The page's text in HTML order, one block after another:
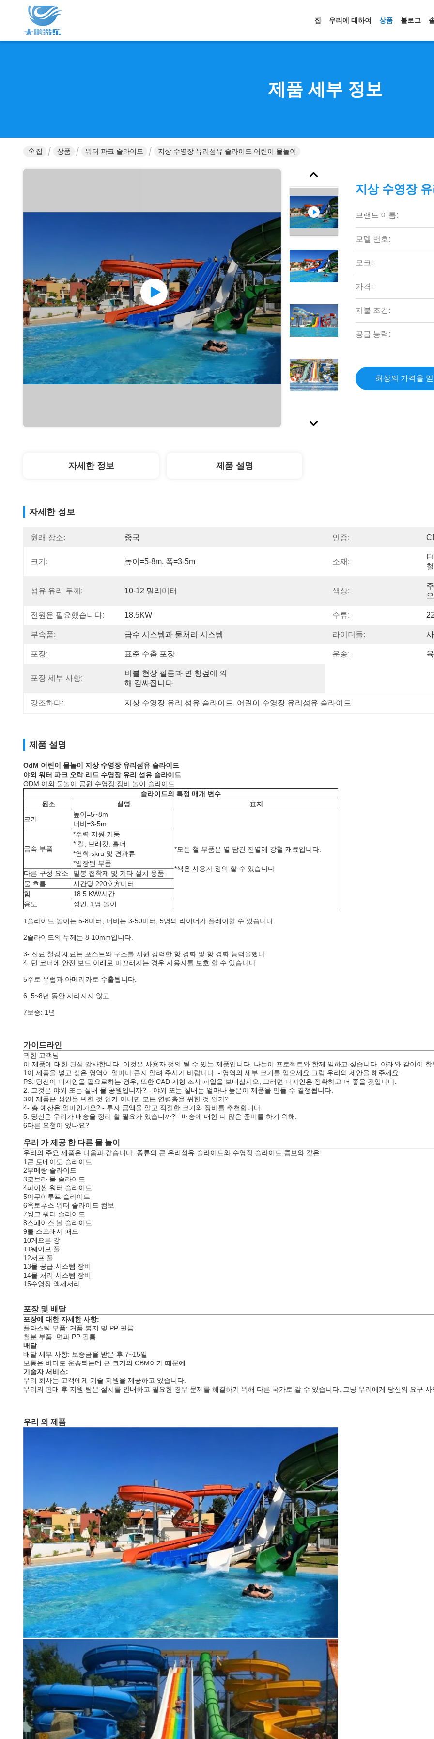
집 우리에 대하여 상품 블로그
제품 세부 정보
집 상품 워터 파크 슬라이드 지상 수영장 유리섬유 슬라이드 어린이 물놀이
지상 수영장
브랜드 이름:
모델 번호:
모크:
가격:
지불 조건:
공급 능력:
최상의 가격을
자세한 정보 제품 설명
자세한 정보
원래 장소: 중국 인증:
크기: 높이=5-8m, 폭=3-5m 소재:
섬유 유리 두께: 10-12 밀리미터 색상:
전원은 필요했습니다: 18.5KW 수류:
부속품: 급수 시스템과 물처리 시스템 라이더들:
포장: 표준 수출 포장 운송:
포장 세부 사항:
버블 현상 필름과 면 헝겊에 의
해 감싸집니다
강조하다: 지상 수영장 유리 섬유 슬라이드, 어린이 수영장 유리섬유 슬라이드
제품 설명
OdM 어린이 물놀이 지상 수영장 유리섬유 슬라이드
야외 워터 파크 오락 리드 수영장 유리 섬유 슬라이드
ODM 야외 물놀이 공원 수영장 장비 놀이 슬라이드
슬라이드의 특정 매개 변수
원소
설명
표지
크기
높이=5~8m
너비=3-5m
*모든 철 부품은 열 담긴 진열제 강철 재료입니다.
*색은 사용자 정의 할 수 있습니다
금속 부품
*주력 지원 기둥
* 킬, 브래킷, 홀더
*연착 skru 및 견과류
*입장된 부품
다른 구성 요소
밀봉 접착제 및 기타 설치 용품
물 흐름
시간당 220立方미터
힘
18.5 KW/시간
용도:
성인, 1명 놀이
1슬라이드 높이는 5-8미터, 너비는 3-50미터, 5명의 라이더가 플레이할 수 있습니다.
2슬라이드의 두께는 8-10mm입니다.
3- 진료 철강 재료는 포스트와 구조를 지원 강력한 항 경화 및 항 경화 능력을했다
4. 턴 코너에 안전 보드 아래로 미끄러지는 경우 사용자를 보호 할 수 있습니다
5주로 유럽과 아메리카로 수출됩니다.
6. 5~8년 동안 사라지지 않고
7보증: 1년
가이드라인
귀한 고객님
이 제품에 대한 관심 감사합니다. 이것은 사용자 정의 될 수 있는 제품입니다. 나는이 프로젝트와 함께 일하고 싶습니다. 아래와 같이이
1이 제품을 넣고 싶은 영역이 얼마나 큰지 알려 주시기 바랍니다. - 영역의 세부 크기를 얻으세요.그럼 우리의 제안을 해주세요..
PS: 당신이 디자인을 필요로하는 경우, 또한 CAD 지형 조사 파일을 보내십시오, 그러면 디자인은 정확하고 더 좋을 것입니다.
2. 그것은 야외 또는 실내 물 공원입니까?-- 야외 또는 실내는 얼마나 높은이 제품을 만들 수 결정됩니다.
3이 제품은 성인을 위한 것 인가 아니면 모든 연령층을 위한 것 인가?
4- 총 예산은 얼마인가요? - 투자 금액을 알고 적절한 크기와 장비를 추천합니다.
5. 당신은 우리가 배송을 정리 할 필요가 있습니까? - 배송에 대한 더 많은 준비를 하기 위해.
6다른 요청이 있나요?
우리 가 제공 한 다른 물 놀이
우리의 주요 제품은 다음과 같습니다: 종류의 큰 유리섬유 슬라이드와 수영장 슬라이드 콤보와 같은:
1큰 토네이도 슬라이드
2부메랑 슬라이드
3코브라 물 슬라이드
4파이썬 워터 슬라이드
5아쿠아루프 슬라이드
6옥토푸스 워터 슬라이드 컴보
7윙크 워터 슬라이드
8스페이스 볼 슬라이드
9물 스프래시 패드
10게으른 강
11웨이브 풀
12서프 풀
13물 공급 시스템 장비
14물 처리 시스템 장비
15수영장 액세서리
포장 및 배달
포장에 대한 자세한 사항:
플라스틱 부품: 거품 봉지 및 PP 필름
철분 부품: 면과 PP 필름
배달
배달 세부 사항: 보증금을 받은 후 7~15일
보통은 바다로 운송되는데 큰 크기의 CBM이기 때문에
기술자 서비스:
우리 회사는 고객에게 기술 지원을 제공하고 있습니다.
우리의 판매 후 지원 팀은 설치를 안내하고 필요한 경우 문제를 해결하기 위해 다른 국가로 갈 수 있습니다. 그냥 우리에게 당신의 요구
우리 의 제품